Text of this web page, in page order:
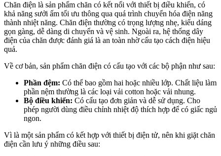
Chăn điện là sản phẩm chăn có kết nối với thiết bị điều khiển, có
khả năng sưởi ấm tối ưu thông qua quá trình chuyển hóa điện năng
thành nhiệt năng. Chăn điện thường có trọng lượng nhẹ, kiểu dáng
gọn gàng, dễ dàng di chuyển và vệ sinh. Ngoài ra, hệ thống dây
điện của chăn được đánh giá là an toàn nhờ cấu tạo cách điện hiệu
quả.
Về cơ bản, sản phẩm chăn điện có cấu tạo với các bộ phận như sau:
Phần đệm: Có thể bao gồm hai hoặc nhiều lớp. Chất liệu làm
phần nệm thường là các loại vải cotton hoặc vải nhung.
Bộ điều khiển: Có cấu tạo đơn giản và dễ sử dụng. Cho
phép người dùng điều chỉnh nhiệt độ thích hợp để có giấc ngủ
ngon.
Vì là một sản phẩm có kết hợp với thiết bị điện tử, nên khi giặt chăn
điện cần lưu ý những điều sau: